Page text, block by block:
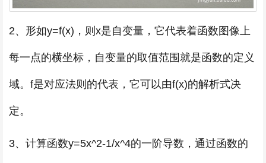
2、形如y=f(x)，则x是自变量，它代表着函数图像上
每一点的横坐标，自变量的取值范围就是函数的定义
域。f是对应法则的代表，它可以由f(x)的解析式决
定。
3、计算函数y=5x^2-1/x^4的一阶导数，通过函数的